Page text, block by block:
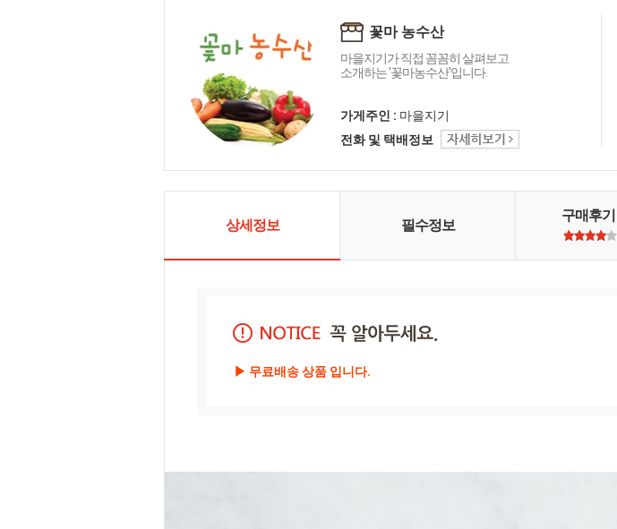
꽃마 농수산
마을지기가 직접 꼼꼼히 살펴보고
소개하는 '꽃마농수산'입니다.
가게주인 : 마을지기
전화 및 택배정보
상세정보 필수정보
구매후기